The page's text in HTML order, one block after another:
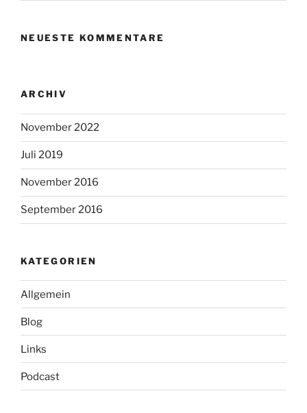
NEUESTE KOMMENTARE
ARCHIV
November 2022
Juli 2019
November 2016
September 2016
KATEGORIEN
Allgemein
Blog
Links
Podcast